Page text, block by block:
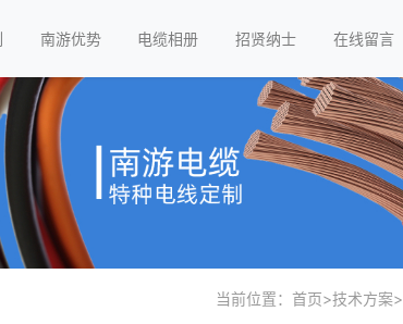
南游优势 电缆相册 招贤纳士 在线留言
当前位置： 首页>技术方案>